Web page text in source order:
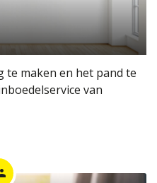
te maken en het pand te
van